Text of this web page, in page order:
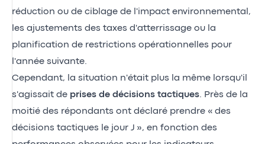
réduction ou de ciblage de l'impact environnemental,
les ajustements des taxes d'atterrissage ou la
planification de restrictions opérationnelles pour
l'année suivante.
Cependant, la situation n'était plus la même lorsqu'il
s'agissait de prises de décisions tactiques. Près de la
moitié des répondants ont déclaré prendre « des
décisions tactiques le jour J », en fonction des